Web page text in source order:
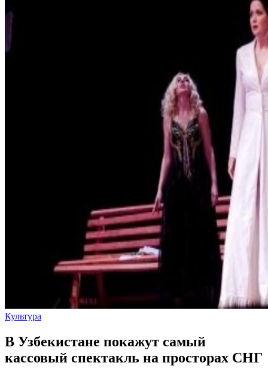
Культура
В Узбекистане покажут самый
кассовый спектакль на просторах СНГ